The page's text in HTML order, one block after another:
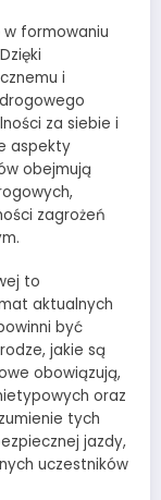
formowaniu
i
za siebie i
aspekty
obejmują
zagrożeń
to
aktualnych
być
jakie są
obowiązują,
oraz
tych
jazdy,
uczestników